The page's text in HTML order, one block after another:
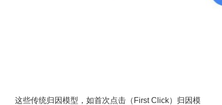
这些传统归因模型，如首次点击（First Click）归因模